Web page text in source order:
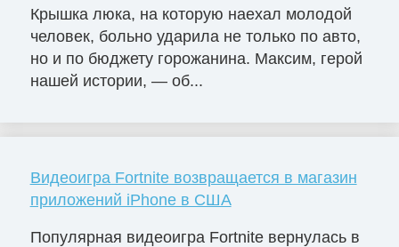
Крышка люка, на которую наехал молодой
человек, больно ударила не только по авто,
но и по бюджету горожанина. Максим, герой
нашей истории, — об...
Видеоигра Fortnite возвращается в магазин
приложений iPhone в США
Популярная видеоигра Fortnite вернулась в